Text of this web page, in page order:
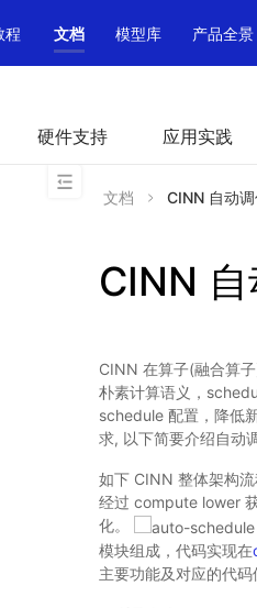
程 文档 模型库 产品全景
硬件支持 应用实践
文档 CINN 自动
CINN
CINN 在算子(融合算
朴素计算语义，
schedule 配置，降低
求, 以下简要介绍自动
如下 CINN 整体架构
经过 compute lower
化。
模块组成，代码实现在
主要功能及对应的代